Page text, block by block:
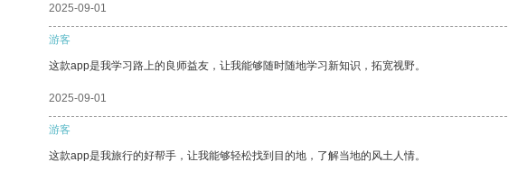
2025-09-01
游客
这款app是我学习路上的良师益友，让我能够随时随地学习新知识，拓宽视野。
2025-09-01
游客
这款app是我旅行的好帮手，让我能够轻松找到目的地，了解当地的风土人情。